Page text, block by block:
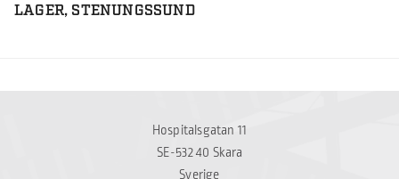
LAGER, STENUNGSSUND
Hospitalsgatan 11
SE-532 40 Skara
Sverige